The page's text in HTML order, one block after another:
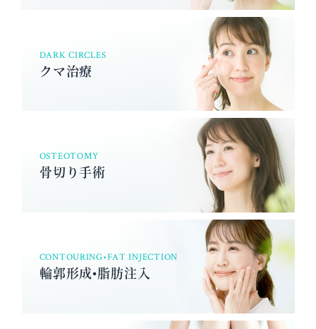
DARK CIRCLES
クマ治療
OSTEOTOMY
骨切り手術
CONTOURING•FAT INJECTION
輪郭形成•脂肪注入